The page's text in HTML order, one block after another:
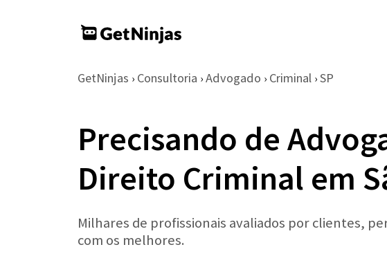
GetNinjas › Consultoria › Advogado › Criminal › SP
Precisando de
Direito Criminal em
Milhares de profissionais avaliados por clientes,
com os melhores.